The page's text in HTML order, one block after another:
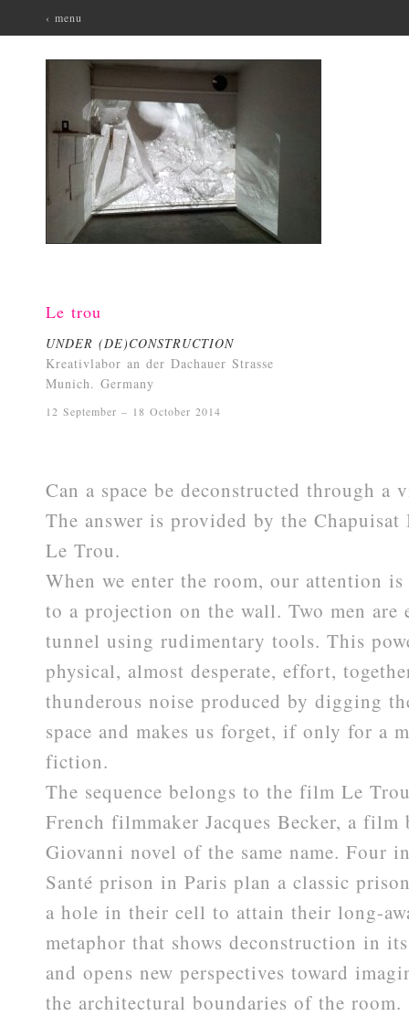
‹ menu
Le trou
UNDER (DE)CONSTRUCTION
Kreativlabor an der Dachauer Strasse
Munich. Germany
12 September – 18 October 2014
Can a space be deconstructed through a
The answer is provided by the Chapuisat
Le Trou.
When we enter the room, our attention
to a projection on the wall. Two men are
tunnel using rudimentary tools. This
physical, almost desperate, effort,
thunderous noise produced by digging
space and makes us forget, if only for a
fiction.
The sequence belongs to the film Le
French filmmaker Jacques Becker, a film
Giovanni novel of the same name. Four
Santé prison in Paris plan a classic
a hole in their cell to attain their long-
metaphor that shows deconstruction in
and opens new perspectives toward
the architectural boundaries of the room.